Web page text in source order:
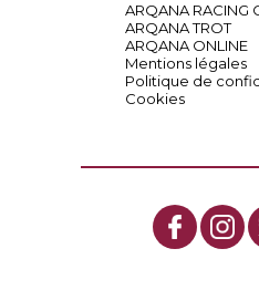
ARQANA RACING
ARQANA TROT
ARQANA ONLINE
Mentions légales
Politique de
Cookies